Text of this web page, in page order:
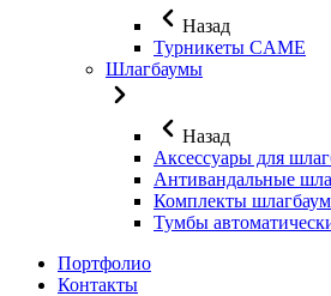
Назад
Турникеты CAME
Шлагбаумы
Назад
Аксессуары для
Антивандальные
Комплекты
Тумбы
Портфолио
Контакты